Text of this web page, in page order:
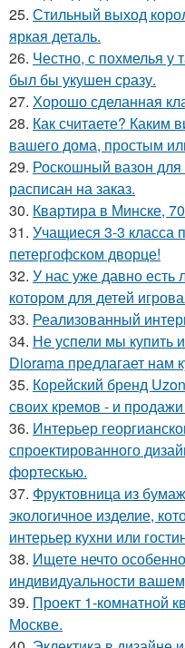
25. Стильный выход
яркая деталь.
26. Честно, с похмелья у
был бы укушен сразу.
27. Хорошо сделанная
28. Как считаете? Каким
вашего дома, простым
29. Роскошный вазон
расписан на заказ.
30. Квартира в Минске,
31. Учащиеся 3-3 класса
петергофском дворце!
32. У нас уже давно
котором для детей
33. Реализованный
34. Не успели мы купить
Diorama предлагает нам
35. Корейский бренд
своих кремов - и продажи
36. Интерьер
спроектированного
фортескью.
37. Фруктовница из
экологичное изделие,
интерьер кухни или
38. Ищете нечто
индивидуальности
39. Проект 1-комнатной
Москве.